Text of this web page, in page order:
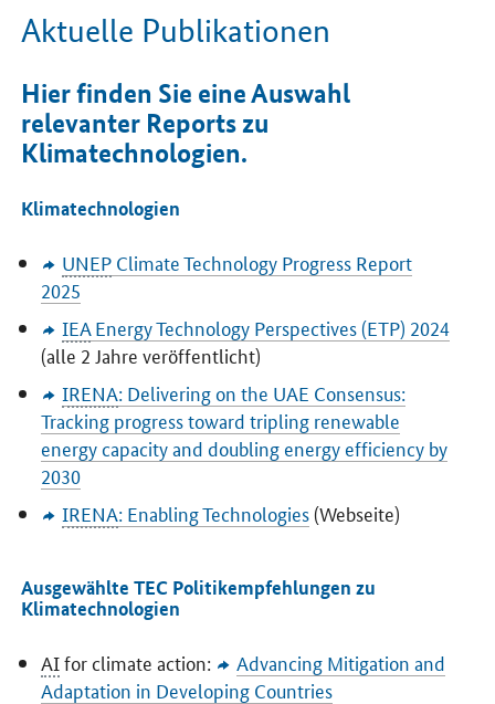
Aktuelle Publikationen
Hier finden Sie eine Auswahl
relevanter Reports zu
Klimatechnologien.
Klimatechnologien
UNEP Climate Technology Progress Report
2025
IEA Energy Technology Perspectives(ETP) 2024
(alle 2 Jahre veröffentlicht)
IRENA: Delivering on the UAE Consensus:
Tracking progress toward tripling renewable
energy capacity and doubling energy efficiency by
2030
IRENA: Enabling Technologies(Webseite)
Ausgewählte TEC Politikempfehlungen zu
Klimatechnologien
AIfor climate action:
Advancing Mitigation and
Adaptation in Developing Countries